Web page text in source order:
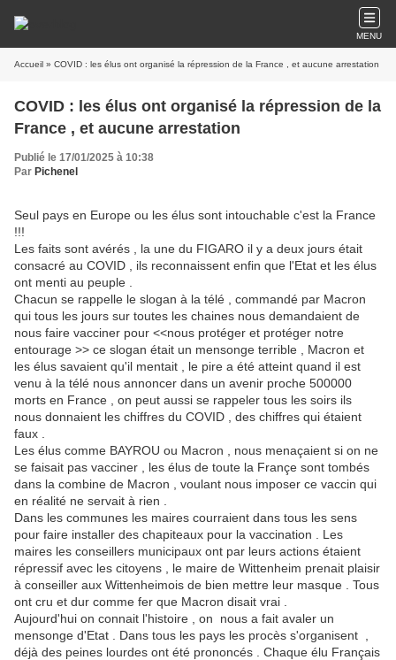
MENU
Accueil » COVID : les élus ont organisé la répression de la France , et aucune arrestation
COVID : les élus ont organisé la répression de la
France , et aucune arrestation
Publié le 17/01/2025 à 10:38
Par Pichenel
Seul pays en Europe ou les élus sont intouchable c'est la France
!!!
Les faits sont avérés , la une du FIGARO il y a deux jours était
consacré au COVID , ils reconnaissent enfin que l'Etat et les élus
ont menti au peuple .
Chacun se rappelle le slogan à la télé , commandé par Macron
qui tous les jours sur toutes les chaines nous demandaient de
nous faire vacciner pour <<nous protéger et protéger notre
entourage >> ce slogan était un mensonge terrible , Macron et
les élus savaient qu'il mentait , le pire a été atteint quand il est
venu à la télé nous annoncer dans un avenir proche 500000
morts en France , on peut aussi se rappeler tous les soirs ils
nous donnaient les chiffres du COVID , des chiffres qui étaient
faux .
Les élus comme BAYROU ou Macron , nous menaçaient si on ne
se faisait pas vacciner , les élus de toute la Françe sont tombés
dans la combine de Macron , voulant nous imposer ce vaccin qui
en réalité ne servait à rien .
Dans les communes les maires courraient dans tous les sens
pour faire installer des chapiteaux pour la vaccination . Les
maires les conseillers municipaux ont par leurs actions étaient
répressif avec les citoyens , le maire de Wittenheim prenait plaisir
à conseiller aux Wittenheimois de bien mettre leur masque . Tous
ont cru et dur comme fer que Macron disait vrai .
Aujourd'hui on connait l'histoire , on nous a fait avaler un
mensonge d'Etat . Dans tous les pays les procès s'organisent ,
déjà des peines lourdes ont été prononcés . Chaque élu Français